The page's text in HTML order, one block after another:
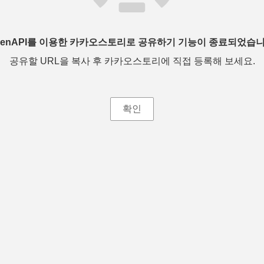
를 이용한 카카오스토리로 공유하기 기능이 종료되었습
공유할 URL을 복사 후 카카오스토리에 직접 등록해 보세요.
확인